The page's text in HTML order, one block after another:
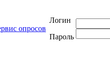
Логин
Пароль